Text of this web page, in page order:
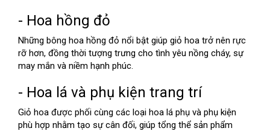
- Hoa hồng đỏ
Những bông hoa hồng đỏ nổi bật giúp giỏ hoa trở nên rực
rỡ hơn, đồng thời tượng trưng cho tình yêu nồng cháy, sự
may mắn và niềm hạnh phúc.
- Hoa lá và phụ kiện trang trí
Giỏ hoa được phối cùng các loại hoa lá phụ và phụ kiện
phù hợp nhằm tạo sự cân đối, giúp tổng thể sản phẩm